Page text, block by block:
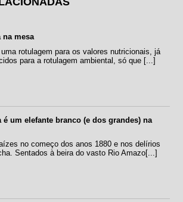
na mesa
rotulagem para os valores nutricionais, já
para a rotulagem ambiental, só que [...]
é um elefante branco (e dos grandes) na
no começo dos anos 1880 e nos delírios
Sentados à beira do vasto Rio Amazo[...]